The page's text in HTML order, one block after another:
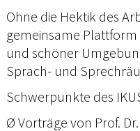
Ohne die Hektik des
gemeinsame
und schöner
Sprach- und
Schwerpunkte des
Ø Vorträge von Prof.